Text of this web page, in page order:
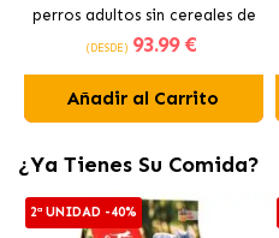
perros adultos sin cereales de
pollo
(DESDE) 93.99 €
Añadir al Carrito
¿Ya Tienes Su Comida?
2ª UNIDAD -40%